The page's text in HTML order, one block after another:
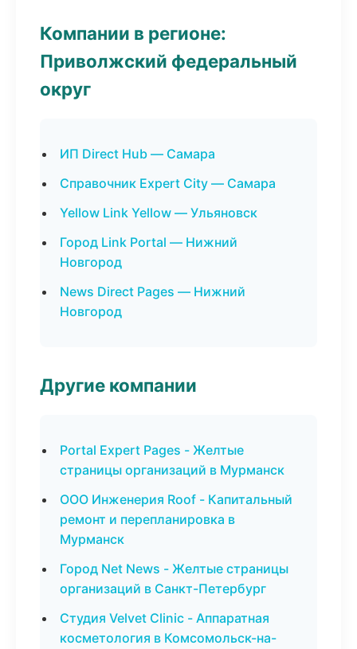
Компании в регионе:
Приволжский федеральный
округ
ИП Direct Hub — Самара
Справочник Expert City — Самара
Yellow Link Yellow — Ульяновск
Город Link Portal — Нижний
Новгород
News Direct Pages — Нижний
Новгород
Другие компании
Portal Expert Pages - Желтые
страницы организаций в Мурманск
ООО Инженерия Roof - Капитальный
ремонт и перепланировка в
Мурманск
Город Net News - Желтые страницы
организаций в Санкт-Петербург
Студия Velvet Clinic - Аппаратная
косметология в Комсомольск-на-